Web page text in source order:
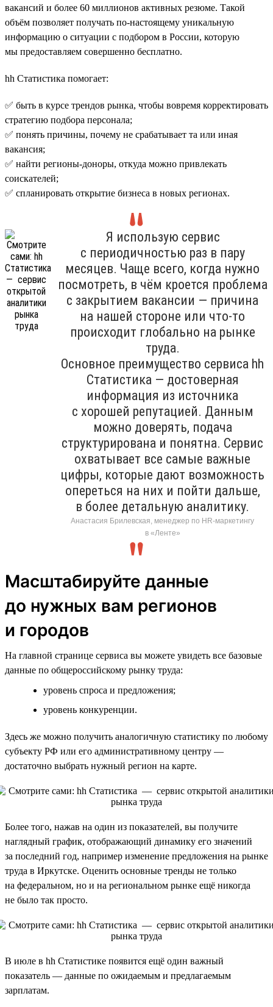
вакансий и более 60 миллионов активных резюме. Такой
объём позволяет получать по-настоящему уникальную
информацию о ситуации с подбором в России, которую
мы предоставляем совершенно бесплатно.
hh Статистика помогает:
✅ быть в курсе трендов рынка, чтобы вовремя корректировать
стратегию подбора персонала;
✅ понять причины, почему не срабатывает та или иная
вакансия;
✅ найти регионы-доноры, откуда можно привлекать
соискателей;
✅ спланировать открытие бизнеса в новых регионах.
Я использую сервис
с периодичностью раз в пару
месяцев. Чаще всего, когда нужно
посмотреть, в чём кроется проблема
с закрытием вакансии — причина
на нашей стороне или что-то
происходит глобально на рынке
труда.
Основное преимущество сервиса hh
Cтатистика — достоверная
информация из источника
с хорошей репутацией. Данным
можно доверять, подача
структурирована и понятна. Сервис
охватывает все самые важные
цифры, которые дают возможность
опереться на них и пойти дальше,
в более детальную аналитику.
Анастасия Брилевская, менеджер по HR-маркетингу
в «Ленте»
Масштабируйте данные
до нужных вам регионов
и городов
На главной странице сервиса вы можете увидеть все базовые
данные по общероссийскому рынку труда:
уровень спроса и предложения;
уровень конкуренции.
Здесь же можно получить аналогичную статистику по любому
субъекту РФ или его административному центру —
достаточно выбрать нужный регион на карте.
Более того, нажав на один из показателей, вы получите
наглядный график, отображающий динамику его значений
за последний год, например изменение предложения на рынке
труда в Иркутске. Оценить основные тренды не только
на федеральном, но и на региональном рынке ещё никогда
не было так просто.
В июле в hh Статистике появится ещё один важный
показатель — данные по ожидаемым и предлагаемым
зарплатам.